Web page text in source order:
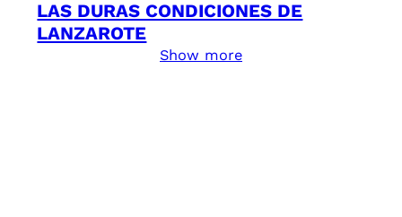
LAS DURAS CONDICIONES DE
LANZAROTE
Show more